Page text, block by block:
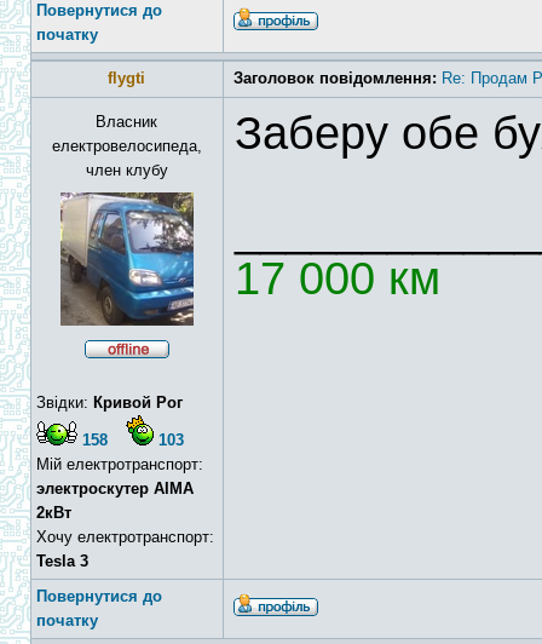
Повернутися до
початку
flygti Заголовок повідомлення: Re: Продам
Власник
електровелосипеда,
член клубу
Звідки: Кривой Рог
158
103
Мій електротранспорт:
электроскутер AIMA
2кВт
Хочу електротранспорт:
Tesla 3
Заберу обе
17 000 км
Повернутися до
початку